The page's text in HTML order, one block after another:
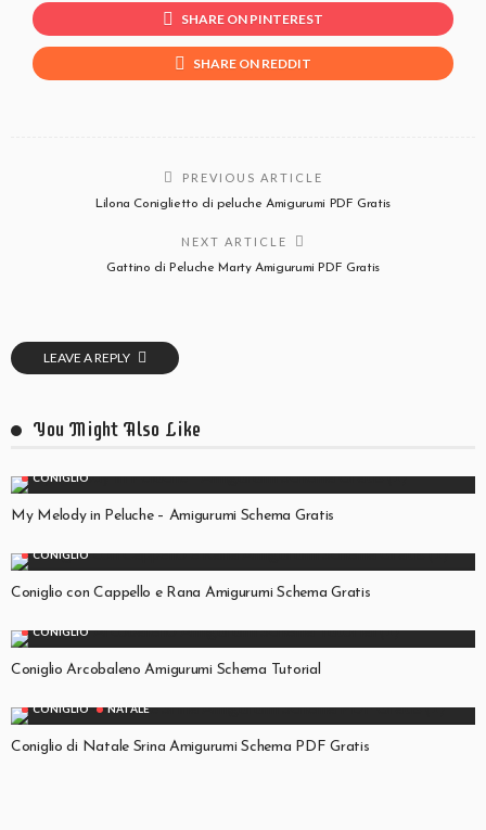
SHARE ON PINTEREST
SHARE ON REDDIT
PREVIOUS ARTICLE
Lilona Coniglietto di peluche Amigurumi PDF Gratis
NEXT ARTICLE
Gattino di Peluche Marty Amigurumi PDF Gratis
LEAVE A REPLY
You Might Also Like
CONIGLIO
My Melody in Peluche – Amigurumi Schema Gratis
CONIGLIO
Coniglio con Cappello e Rana Amigurumi Schema Gratis
CONIGLIO
Coniglio Arcobaleno Amigurumi Schema Tutorial
CONIGLIO NATALE
Coniglio di Natale Srina Amigurumi Schema PDF Gratis